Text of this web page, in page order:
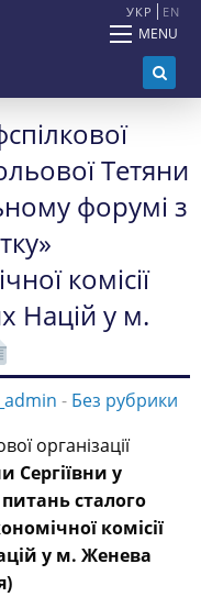
УКР EN
MENU
Тетяни
форумі з
комісії
Націй у м.
- Без рубрики
організації
Сергіївни у
сталого
комісії
у м. Женева